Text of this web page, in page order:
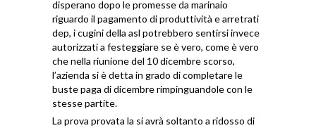
disperano dopo le promesse da marinaio
riguardo il pagamento di produttività e arretrati
dep, i cugini della asl potrebbero sentirsi invece
autorizzati a festeggiare se è vero, come è vero
che nella riunione del 10 dicembre scorso,
l’azienda si è detta in grado di completare le
buste paga di dicembre rimpinguandole con le
stesse partite.
La prova provata la si avrà soltanto a ridosso di